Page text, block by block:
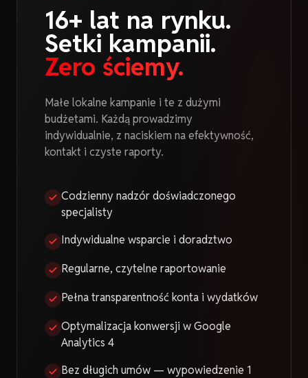
16+ lat na rynku.
Setki kampanii.
Zero ściemy.
Małe lokalne kampanie i te z dużymi
budżetami. Każdą prowadzimy
indywidualnie, z naciskiem na efektywność,
kontakt i czyste raporty.
Codzienny nadzór doświadczonego
specjalisty
Indywidualne wsparcie i doradztwo
Regularne, czytelne raportowanie
Pełna transparentność konta i wydatków
Optymalizacja konwersji w Google
Analytics 4
Bez długich umów — wypowiedzenie 1